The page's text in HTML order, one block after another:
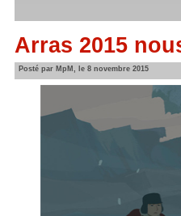
Arras 2015
Posté par MpM, le 8 novembre 2015